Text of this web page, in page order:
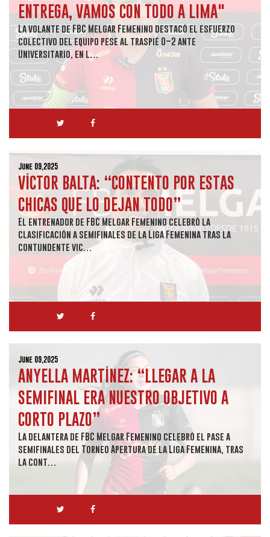
ENTREGA, VAMOS CON TODO A LIMA"
La volante de FBC Melgar Femenino destacó el esfuerzo
colectivo del equipo pese al traspié 0–2 ante
Universitario, en l…
June 09,2025
VÍCTOR BALTA: “CONTENTO POR ESTAS
CHICAS QUE LO DEJAN TODO”
El entrenador de FBC Melgar Femenino celebró la
clasificación a semifinales de la Liga Femenina tras la
contundente vic…
June 09,2025
ANYELLA MARTÍNEZ: “LLEGAR A LA
SEMIFINAL ERA NUESTRO OBJETIVO A
CORTO PLAZO”
La delantera de FBC Melgar Femenino celebró el pase a
semifinales del Torneo Apertura de la Liga Femenina, tras
la cont…